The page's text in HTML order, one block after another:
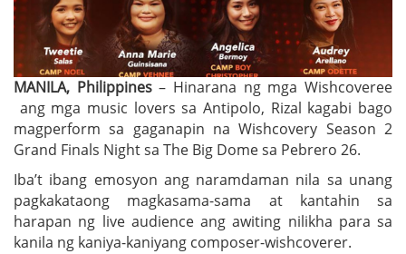
MANILA, Philippines– Hinarana ng mga Wishcoveree
ang mga music lovers sa Antipolo, Rizal kagabi bago
magperform sa gaganapin na Wishcovery Season 2
Grand Finals Night sa The Big Dome sa Pebrero 26.
Iba’t ibang emosyon ang naramdaman nila sa unang
pagkakataong magkasama-sama at kantahin sa
harapan ng live audience ang awiting nilikha para sa
kanila ng kaniya-kaniyang composer-wishcoverer.